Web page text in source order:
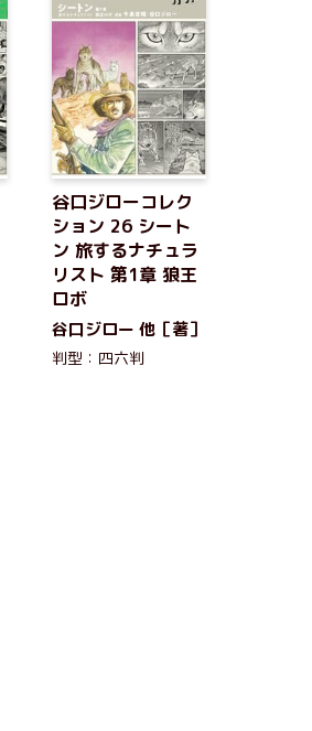
谷口ジローコレク
ション 26 シート
ン 旅するナチュラ
リスト 第1章 狼王
ロボ
谷口ジロー 他［著］
判型：四六判